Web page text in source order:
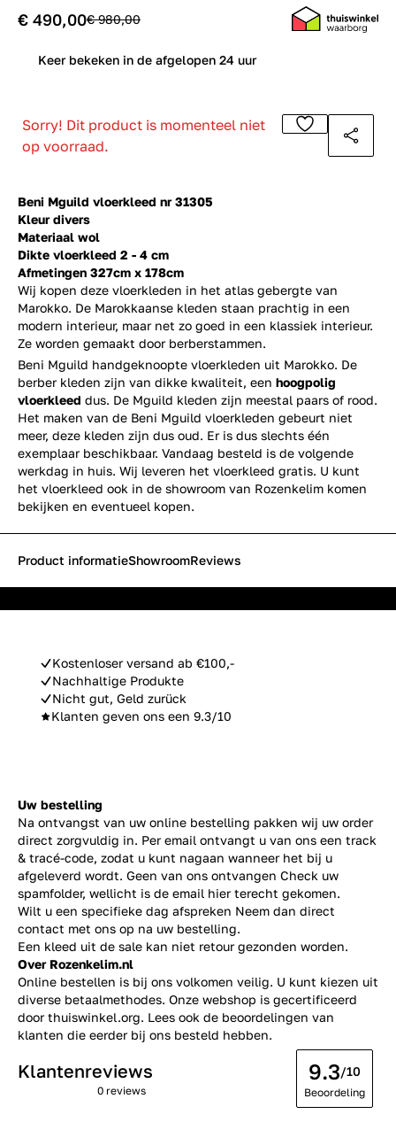
Beni Mguild vloerkleed nr 31305
Kleur divers
Materiaal wol
Dikte vloerkleed 2 - 4 cm
Afmetingen 327cm x 178cm
Wij kopen deze vloerkleden in het atlas gebergte van
Marokko. De Marokkaanse kleden staan prachtig in een
modern interieur, maar net zo goed in een klassiek interieur.
Ze worden gemaakt door berberstammen.
€ 490,00€ 980,00
Keer bekeken in de afgelopen 24 uur
Sorry! Dit product is momenteel niet
op voorraad.
Beni Mguild handgeknoopte vloerkleden uit Marokko. De
berber kleden zijn van dikke kwaliteit, een hoogpolig
vloerkleed dus. De Mguild kleden zijn meestal paars of rood.
Het maken van de Beni Mguild vloerkleden gebeurt niet
meer, deze kleden zijn dus oud. Er is dus slechts één
exemplaar beschikbaar. Vandaag besteld is de volgende
werkdag in huis. Wij leveren het vloerkleed gratis. U kunt
het vloerkleed ook in de showroom van Rozenkelim komen
bekijken en eventueel kopen.
Kostenloser versand ab €100,-
Nachhaltige Produkte
Nicht gut, Geld zurück
Klanten geven ons een 9.3/10
Product informatieShowroomReviews
Uw bestelling
Na ontvangst van uw online bestelling pakken wij uw order
direct zorgvuldig in. Per email ontvangt u van ons een track
& tracé-code, zodat u kunt nagaan wanneer het bij u
afgeleverd wordt. Geen van ons ontvangen Check uw
spamfolder, wellicht is de email hier terecht gekomen.
Wilt u een specifieke dag afspreken Neem dan direct
contact met ons op na uw bestelling.
Een kleed uit de sale kan niet retour gezonden worden.
Over Rozenkelim.nl
Online bestellen is bij ons volkomen veilig. U kunt kiezen uit
diverse betaalmethodes. Onze webshop is gecertificeerd
door thuiswinkel.org. Lees ook de beoordelingen van
klanten die eerder bij ons besteld hebben.
Klantenreviews
0 reviews
9.3/10
Beoordeling